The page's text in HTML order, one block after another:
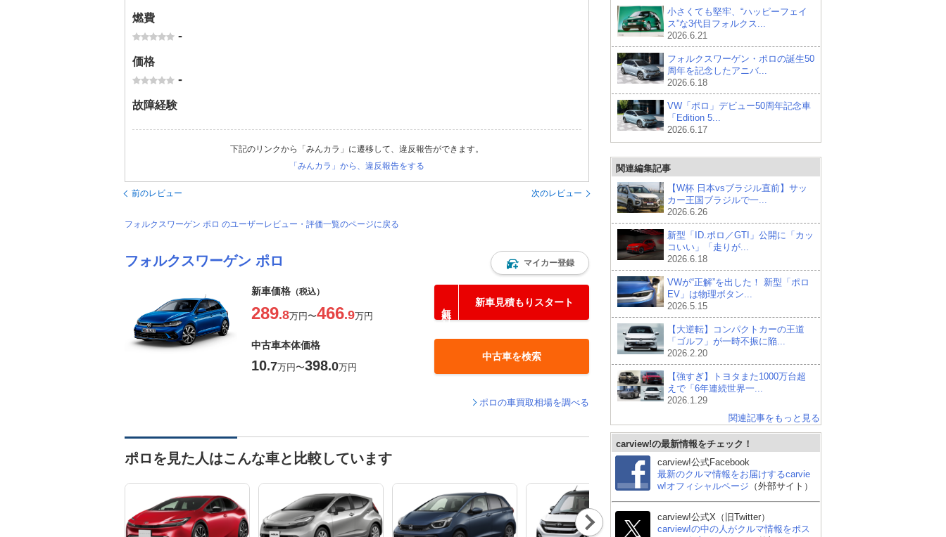
燃費
-
価格
-
故障経験
下記のリンクから「みんカラ」に遷移して、違反報告ができます。
「みんカラ」から、違反報告をする
前のレビュー 次のレビュー
フォルクスワーゲン ポロ のユーザーレビュー・評価一覧のページに戻る
フォルクスワーゲン ポロ マイカー登録
新車価格 （税込）
289.8万円〜466.9万円
新車見積もりスタート
中古車本体価格
10.7万円〜398.0万円
中古車を検索
ポロの車買取相場を調べる
ポロを見た人はこんな車と比較しています
Nex
t
小さくても堅牢、“ハッピーフェイ
ス”な3代目フォルクス...
2026.6.21
フォルクスワーゲン・ポロの誕生50
周年を記念したアニバ...
2026.6.18
VW「ポロ」デビュー50周年記念車
「Edition 5...
2026.6.17
関連編集記事
【W杯 日本vsブラジル直前】サッ
カー王国ブラジルで一...
2026.6.26
新型「ID.ポロ／GTI」公開に「カッ
コいい」「走りが...
2026.6.18
VWが“正解”を出した！ 新型「ポロ
EV」は物理ボタン...
2026.5.15
【大逆転】コンパクトカーの王道
「ゴルフ」が一時不振に陥...
2026.2.20
【強すぎ】トヨタまた1000万台超
えで「6年連続世界一...
2026.1.29
関連記事をもっと見る
carview!の最新情報をチェック！
carview!公式Facebook
最新のクルマ情報をお届けするcarvie
w!オフィシャルページ （外部サイト）
carview!公式X（旧Twitter）
carview!の中の人がクルマ情報をポス